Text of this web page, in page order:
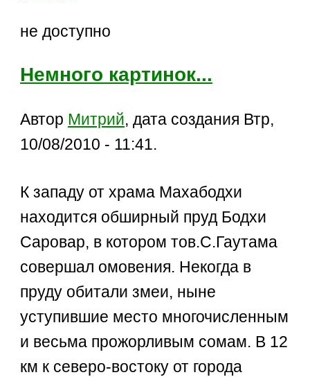
не доступно
Немного картинок...
Автор Митрий, дата создания Втр,
10/08/2010 - 11:41.
К западу от храма Махабодхи
находится обширный пруд Бодхи
Саровар, в котором тов.С.Гаутама
совершал омовения. Некогда в
пруду обитали змеи, ныне
уступившие место многочисленным
и весьма прожорливым сомам. В 12
км к северо-востоку от города